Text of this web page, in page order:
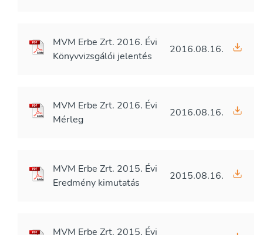
MVM Erbe Zrt. 2016. Évi
Könyvvizsgálói jelentés
2016.08.16.
MVM Erbe Zrt. 2016. Évi
Mérleg
2016.08.16.
MVM Erbe Zrt. 2015. Évi
Eredmény kimutatás
2015.08.16.
MVM Erbe Zrt. 2015. Évi